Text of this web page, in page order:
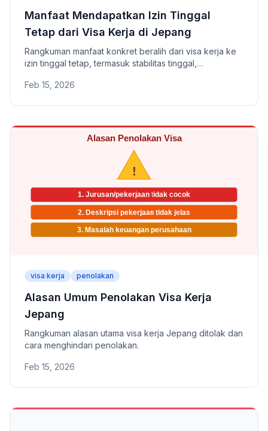
Manfaat Mendapatkan Izin Tinggal
Tetap dari Visa Kerja di Jepang
Rangkuman manfaat konkret beralih dari visa kerja ke
izin tinggal tetap, termasuk stabilitas tinggal,
Feb 15, 2026
visa kerja penolakan
Alasan Umum Penolakan Visa Kerja
Jepang
Rangkuman alasan utama visa kerja Jepang ditolak dan
cara menghindari penolakan.
Feb 15, 2026